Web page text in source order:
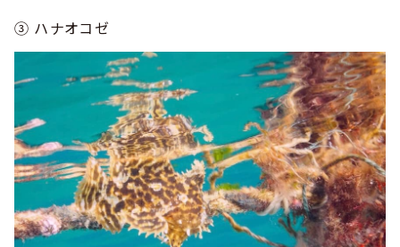
③ ハナオコゼ